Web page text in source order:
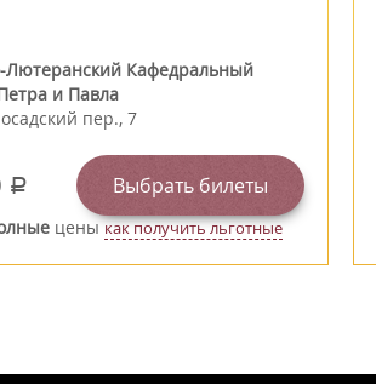
Лютеранский Кафедральный
и Павла
пер., 7
a Выбрать билеты
ценыкак получить льготные